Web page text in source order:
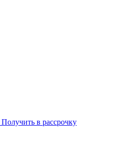
Получить в рассрочку